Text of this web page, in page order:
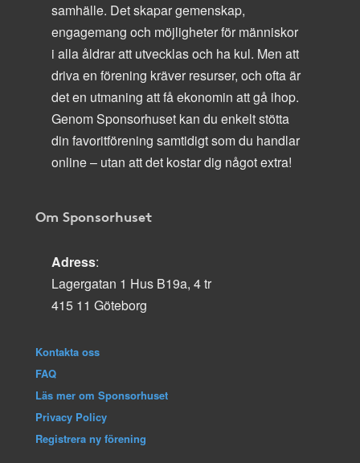
samhälle. Det skapar gemenskap,
engagemang och möjligheter för människor
i alla åldrar att utvecklas och ha kul. Men att
driva en förening kräver resurser, och ofta är
det en utmaning att få ekonomin att gå ihop.
Genom Sponsorhuset kan du enkelt stötta
din favoritförening samtidigt som du handlar
online – utan att det kostar dig något extra!
Om Sponsorhuset
Adress:
Lagergatan 1 Hus B19a, 4 tr
415 11 Göteborg
Kontakta oss
FAQ
Läs mer om Sponsorhuset
Privacy Policy
Registrera ny förening